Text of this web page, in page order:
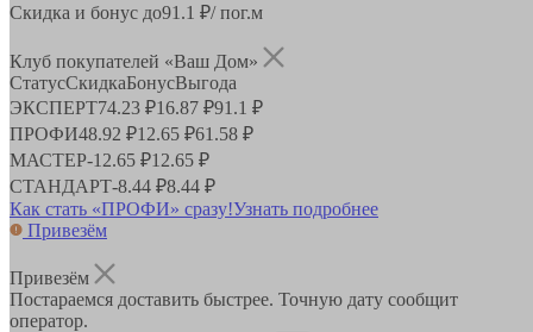
Скидка и бонус до91.1 ₽/ пог.м
Клуб покупателей «Ваш Дом»
СтатусСкидкаБонусВыгода
ЭКСПЕРТ74.23 ₽16.87 ₽91.1 ₽
ПРОФИ48.92 ₽12.65 ₽61.58 ₽
МАСТЕР-12.65 ₽12.65 ₽
СТАНДАРТ-8.44 ₽8.44 ₽
Как стать «ПРОФИ» сразу!Узнать подробнее
Привезём
Привезём
Постараемся доставить быстрее. Точную дату сообщит
оператор.